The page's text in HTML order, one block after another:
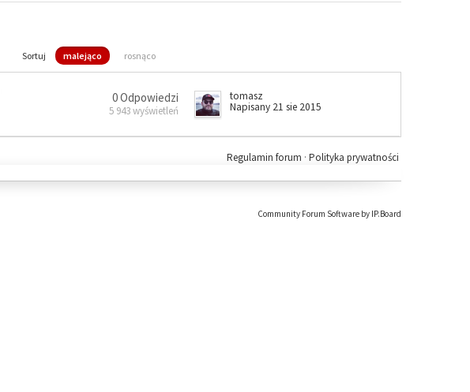
Sortuj malejąco rosnąco
0 Odpowiedzi
5 943 wyświetleń
tomasz
Napisany 21 sie 2015
Polityka prywatności
Regulamin forum ·
Community Forum Software by IP.Board